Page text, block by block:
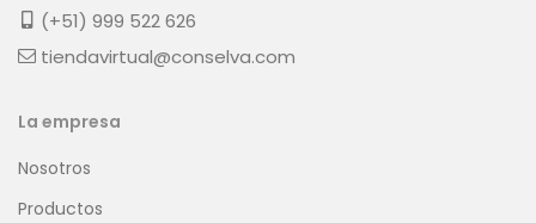
(+51) 999 522 626
tiendavirtual@conselva.com
La empresa
Nosotros
Productos